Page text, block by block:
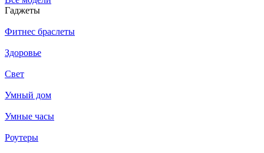
Гаджеты
Фитнес браслеты
Здоровье
Свет
Умный дом
Умные часы
Роутеры